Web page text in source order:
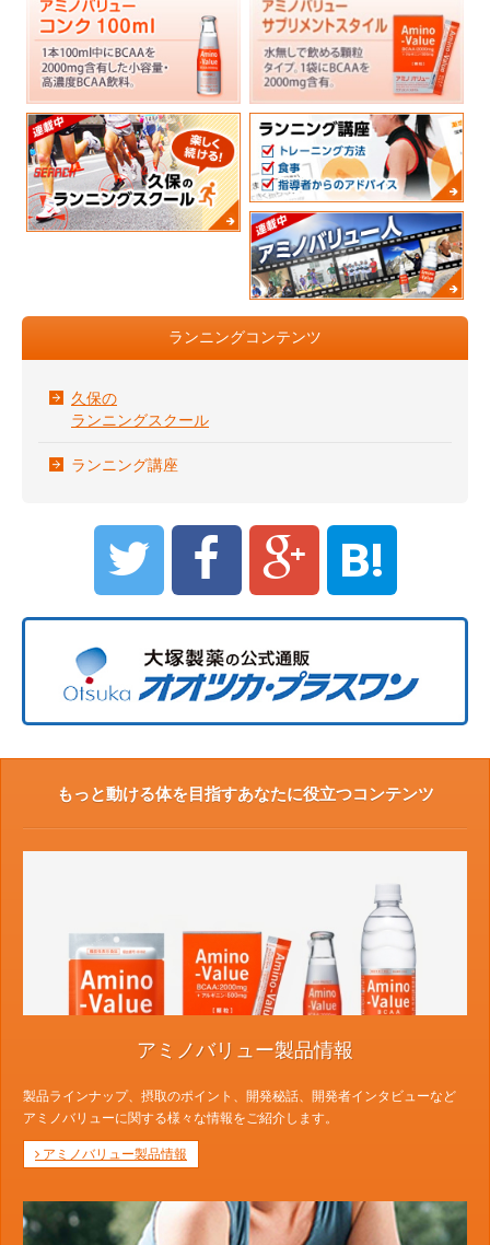
ランニングコンテンツ
久保の
ランニングスクール
ランニング講座
B!
もっと動ける体を目指すあなたに役立つコンテンツ
アミノバリュー製品情報
製品ラインナップ、摂取のポイント、開発秘話、開発者インタビューなど
アミノバリューに関する様々な情報をご紹介します。
アミノバリュー製品情報